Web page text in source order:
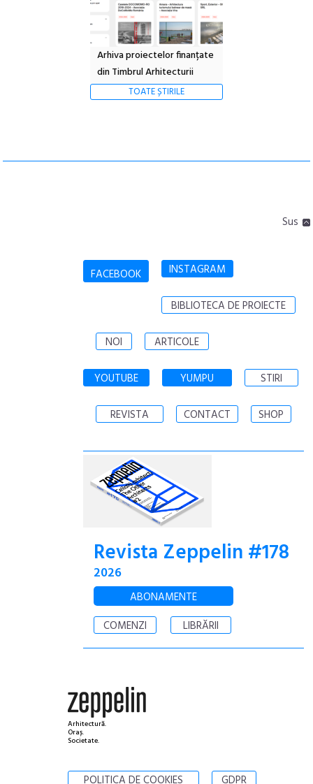
Arhiva proiectelor finanțate
din Timbrul Arhitecturii
TOATE ȘTIRILE
Sus
FACEBOOK INSTAGRAM
BIBLIOTECA DE PROIECTE
NOI ARTICOLE
YOUTUBE YUMPU STIRI
REVISTA CONTACT SHOP
Revista Zeppelin #178
2026
ABONAMENTE
COMENZI
LIBRĂRII
Arhitectură.
Oraș.
Societate.
POLITICA DE COOKIES GDPR